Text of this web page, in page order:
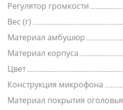
Регулятор громкости
Вес (г)
Материал амбушюр
Материал корпуса
Цвет
Конструкция микрофона
Материал покрытия оголовья